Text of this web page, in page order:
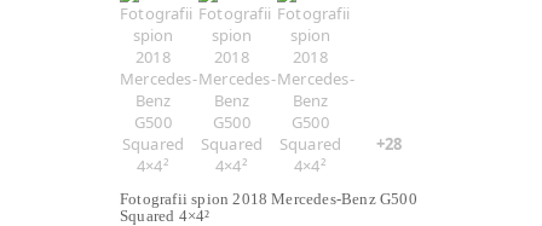
+28
Fotografii spion 2018 Mercedes-Benz G500
Squared 4×4²